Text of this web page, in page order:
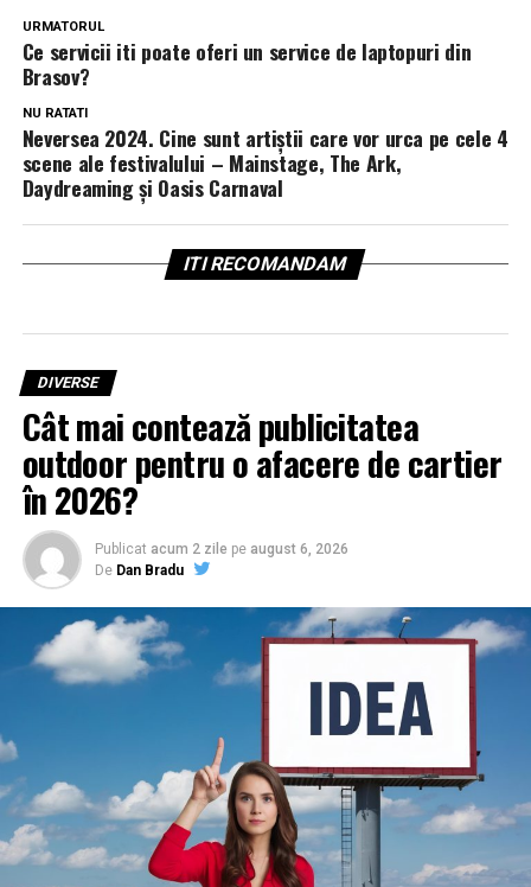
URMATORUL
Ce servicii iti poate oferi un service de laptopuri din
Brasov?
NU RATATI
Neversea 2024. Cine sunt artiștii care vor urca pe cele 4
scene ale festivalului – Mainstage, The Ark,
Daydreaming și Oasis Carnaval
ITI RECOMANDAM
DIVERSE
Cât mai contează publicitatea
outdoor pentru o afacere de cartier
în 2026?
Publicat acum 2 zile pe august 6, 2026
De Dan Bradu